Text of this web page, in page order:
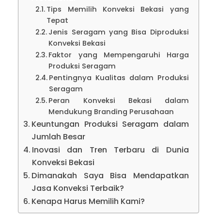
Tips Memilih Konveksi Bekasi yang
Tepat
Jenis Seragam yang Bisa Diproduksi
Konveksi Bekasi
Faktor yang Mempengaruhi Harga
Produksi Seragam
Pentingnya Kualitas dalam Produksi
Seragam
Peran Konveksi Bekasi dalam
Mendukung Branding Perusahaan
Keuntungan Produksi Seragam dalam
Jumlah Besar
Inovasi dan Tren Terbaru di Dunia
Konveksi Bekasi
Dimanakah Saya Bisa Mendapatkan
Jasa Konveksi Terbaik?
Kenapa Harus Memilih Kami?